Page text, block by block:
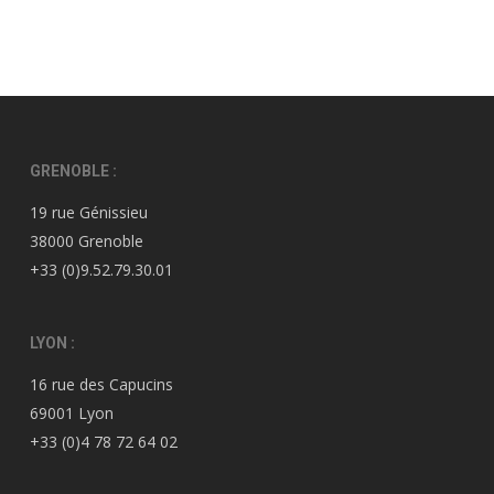
GRENOBLE :
19 rue Génissieu
38000 Grenoble
+33 (0)9.52.79.30.01
LYON :
16 rue des Capucins
69001 Lyon
+33 (0)4 78 72 64 02